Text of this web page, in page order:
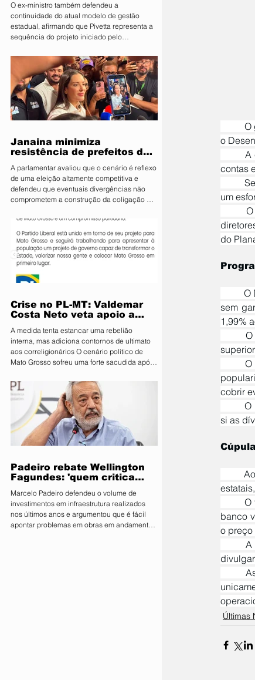
com esse acordo
O ex-ministro também defendeu a
continuidade do atual modelo de gestão
estadual, afirmando que Pivetta representa a
sequência do projeto iniciado pelo
deputado federal pelo Podemos, Neri Geller,
participa nesta terça-feira (4) da convenção
do Republicanos e afirmou acreditar que o
partido deve oficializar uma aliança com a
sigla para apoiar a candidatura do
governador Otaviano Pivetta ao Governo de
Mato Grosso. Ao lado do também candid
Janaina minimiza
resistência de prefeitos do
essencial para fortalecer
candidatura do MDB ao
Senado
A parlamentar avaliou que o cenário é reflexo
de uma eleição altamente competitiva e
defendeu que eventuais divergências não
comprometem a construção da coligação A
candidata ao Senado, minimizou nesta terça-
feira (4) a resistência de integrantes do PL à
aliança entre os dois partidos e afirmou que
as divergências são naturais diante da
disputa eleitoral. Segundo ela, o acordo é
estratégico para fortalecer o projeto do MDB
e ampliar
Crise no PL-MT: Valdemar
Costa Neto veta apoio a
punição
A medida tenta estancar uma rebelião
interna, mas adiciona contornos de ultimato
aos correligionários O cenário político de
Mato Grosso sofreu uma forte sacudida após
do Partido Liberal (PL). Em reunião de
emergência realizada em Brasília, o
presidente nacional da sigla, Valdemar Costa
Neto, determinou que prefeitos, vereadores e
parlamentares da legenda no estado estão
expressamente proibidos de manifestar apoio
público ou pedir v
Padeiro rebate Wellington
Fagundes: 'quem critica
que mostrar'
Marcelo Padeiro defendeu o volume de
investimentos em infraestrutura realizados
nos últimos anos e argumentou que é fácil
apontar problemas em obras em andamento
o
contas
um
do
	O Desenrola Adimplentes permite a renegociação de dívidas de até R$ 15 mil no crédito pessoal
sem
1,99%
cobrir
	O plano introduz também a portabilidade, sistema que permite aos bancos públicos puxar para
si as
	Ao jornal, o secretário de Reformas Econômicas da Fazenda, Régis Dudena, defendeu o uso das
banco
o preço
	A Federação Brasileira de Bancos (Febraban) e a Associação Brasileira de Bancos (ABBC)
Últimas